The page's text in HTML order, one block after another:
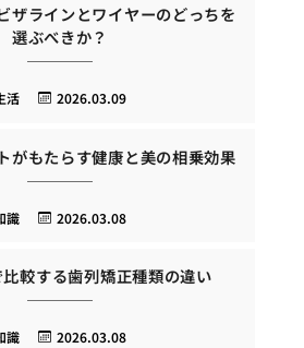
ザラインとワイヤーのどっちを
選ぶべきか？
2026.03.09
活
がもたらす健康と美の相乗効果
2026.03.08
識
較する歯列矯正種類の違い
2026.03.08
識